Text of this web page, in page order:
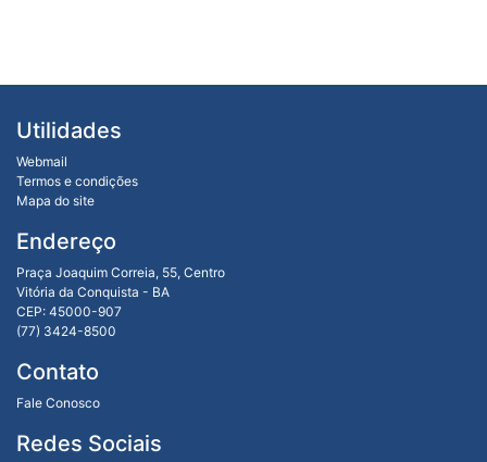
Utilidades
Webmail
Termos e condições
Mapa do site
Endereço
Praça Joaquim Correia, 55, Centro
Vitória da Conquista - BA
CEP: 45000-907
(77) 3424-8500
Contato
Fale Conosco
Redes Sociais